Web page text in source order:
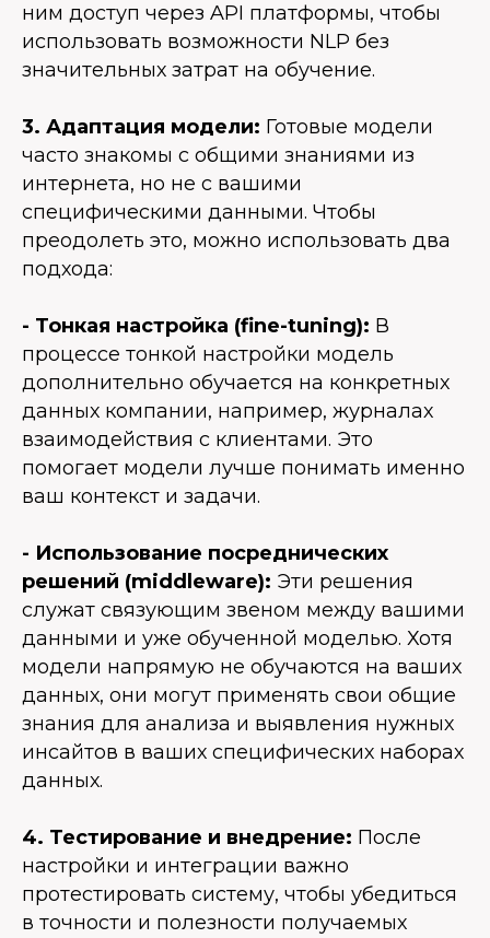
ним доступ через API платформы, чтобы
использовать возможности NLP без
значительных затрат на обучение.
3. Адаптация модели: Готовые модели
часто знакомы с общими знаниями из
интернета, но не с вашими
специфическими данными. Чтобы
преодолеть это, можно использовать два
подхода:
- Тонкая настройка (fine-tuning): В
процессе тонкой настройки модель
дополнительно обучается на конкретных
данных компании, например, журналах
взаимодействия с клиентами. Это
помогает модели лучше понимать именно
ваш контекст и задачи.
- Использование посреднических
решений (middleware): Эти решения
служат связующим звеном между вашими
данными и уже обученной моделью. Хотя
модели напрямую не обучаются на ваших
данных, они могут применять свои общие
знания для анализа и выявления нужных
инсайтов в ваших специфических наборах
данных.
4. Тестирование и внедрение: После
настройки и интеграции важно
протестировать систему, чтобы убедиться
в точности и полезности получаемых